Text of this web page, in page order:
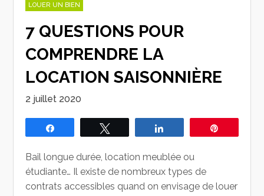
LOUER UN BIEN
7 QUESTIONS POUR
COMPRENDRE LA
LOCATION SAISONNIÈRE
2 juillet 2020
Bail longue durée, location meublée ou
étudiante… Il existe de nombreux types de
contrats accessibles quand on envisage de louer